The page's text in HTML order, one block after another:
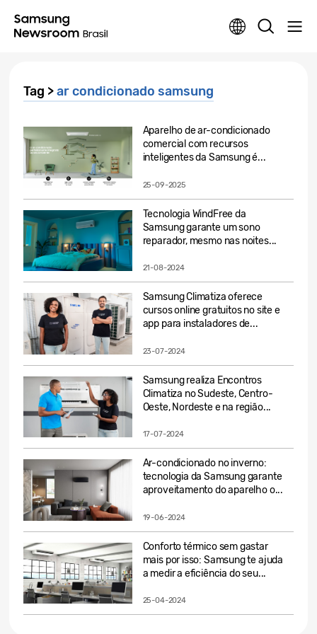
Tag >ar condicionado samsung
Aparelho de ar-condicionado
comercial com recursos
inteligentes da Samsung é...
25-09-2025
Tecnologia WindFree da
Samsung garante um sono
reparador, mesmo nas noites...
21-08-2024
Samsung Climatiza oferece
cursos online gratuitos no site e
app para instaladores de...
23-07-2024
Samsung realiza Encontros
Climatiza no Sudeste, Centro-
Oeste, Nordeste e na região...
17-07-2024
Ar-condicionado no inverno:
tecnologia da Samsung garante
aproveitamento do aparelho o...
19-06-2024
Conforto térmico sem gastar
mais por isso: Samsung te ajuda
a medir a eficiência do seu...
25-04-2024